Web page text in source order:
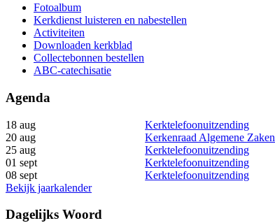
Fotoalbum
Kerkdienst luisteren en nabestellen
Activiteiten
Downloaden kerkblad
Collectebonnen bestellen
ABC-catechisatie
Agenda
18 aug
Kerktelefoonuitzending
20 aug
Kerkenraad Algemene Zaken
25 aug
Kerktelefoonuitzending
01 sept
Kerktelefoonuitzending
08 sept
Kerktelefoonuitzending
Bekijk jaarkalender
Dagelijks Woord